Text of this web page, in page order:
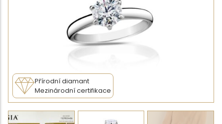
Přírodní diamant
Mezinárodní certifikace